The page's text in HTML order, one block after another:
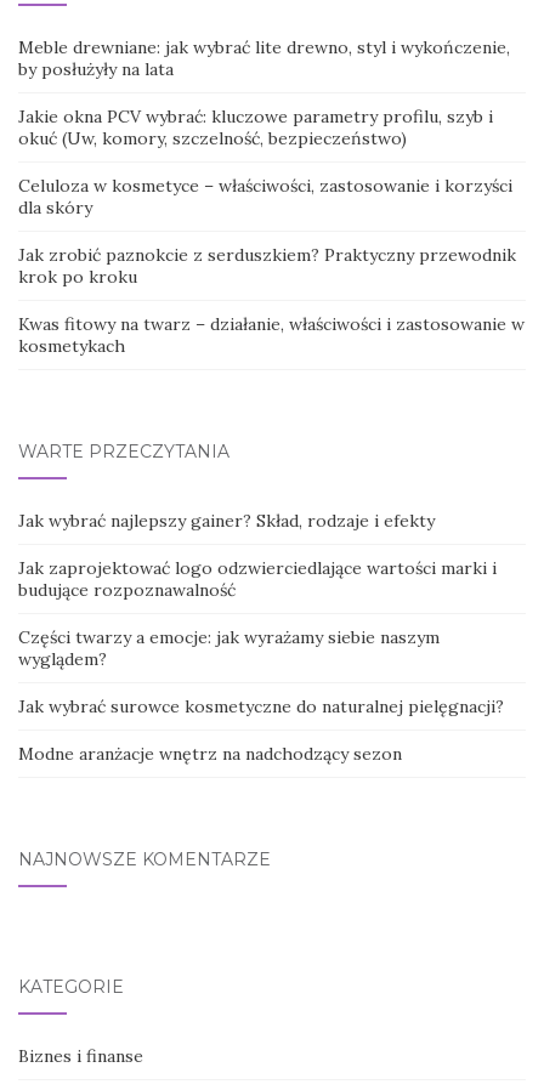
Meble drewniane: jak wybrać lite drewno, styl i wykończenie,
by posłużyły na lata
Jakie okna PCV wybrać: kluczowe parametry profilu, szyb i
okuć (Uw, komory, szczelność, bezpieczeństwo)
Celuloza w kosmetyce – właściwości, zastosowanie i korzyści
dla skóry
Jak zrobić paznokcie z serduszkiem? Praktyczny przewodnik
krok po kroku
Kwas fitowy na twarz – działanie, właściwości i zastosowanie w
kosmetykach
WARTE PRZECZYTANIA
Jak wybrać najlepszy gainer? Skład, rodzaje i efekty
Jak zaprojektować logo odzwierciedlające wartości marki i
budujące rozpoznawalność
Części twarzy a emocje: jak wyrażamy siebie naszym
wyglądem?
Jak wybrać surowce kosmetyczne do naturalnej pielęgnacji?
Modne aranżacje wnętrz na nadchodzący sezon
NAJNOWSZE KOMENTARZE
KATEGORIE
Biznes i finanse